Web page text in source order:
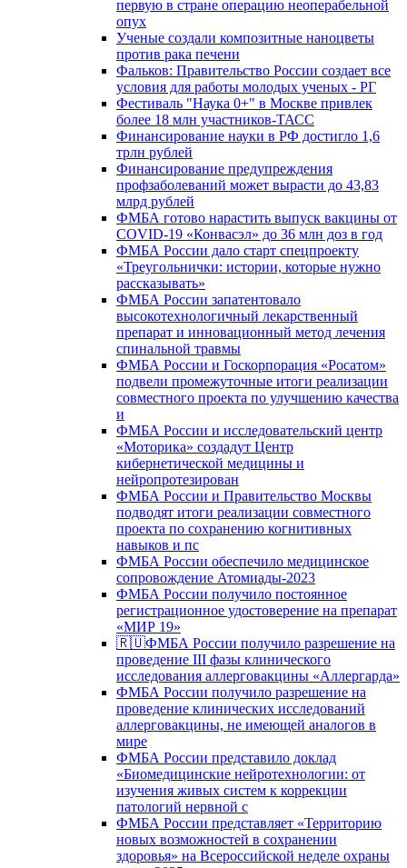
первую в стране операцию неоперабельной
опух
Ученые создали композитные наноцветы
против рака печени
Фальков: Правительство России создает все
условия для работы молодых ученых - РГ
Фестиваль "Наука 0+" в Москве привлек
более 18 млн участников-ТАСС
Финансирование науки в РФ достигло 1,6
трлн рублей
Финансирование предупреждения
профзаболеваний может вырасти до 43,83
млрд рублей
ФМБА готово нарастить выпуск вакцины от
COVID-19 «Конвасэл» до 36 млн доз в год
ФМБА России дало старт спецпроекту
«Треугольнички: истории, которые нужно
рассказывать»
ФМБА России запатентовало
высокотехнологичный лекарственный
препарат и инновационный метод лечения
спинальной травмы
ФМБА России и Госкорпорация «Росатом»
подвели промежуточные итоги реализации
совместного проекта по улучшению качества
и
ФМБА России и исследовательский центр
«Моторика» создадут Центр
кибернетической медицины и
нейропротезирован
ФМБА России и Правительство Москвы
подводят итоги реализации совместного
проекта по сохранению когнитивных
навыков и пс
ФМБА России обеспечило медицинское
сопровождение Атомиады-2023
ФМБА России получило постоянное
регистрационное удостоверение на препарат
«МИР 19»
🇷🇺ФМБА России получило разрешение на
проведение III фазы клинического
исследования аллерговакцины «Аллергарда»
ФМБА России получило разрешение на
проведение клинических исследований
аллерговакцины, не имеющей аналогов в
мире
ФМБА России представило доклад
«Биомедицинские нейротехнологии: от
изучения живых систем к коррекции
патологий нервной с
ФМБА России представляет «Территорию
новых возможностей в сохранении
здоровья» на Всероссийской неделе охраны